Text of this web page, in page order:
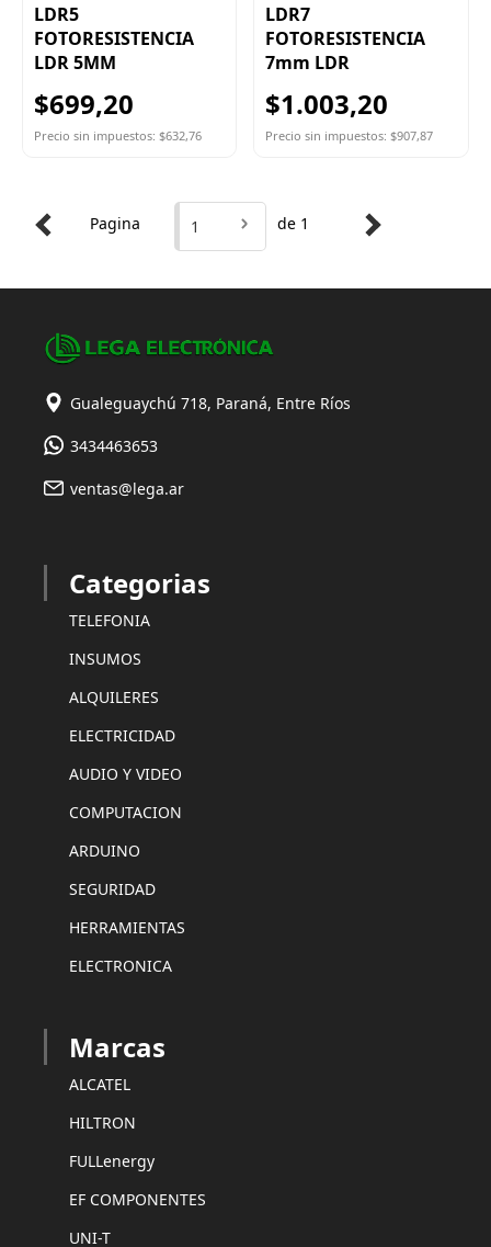
LDR5
FOTORESISTENCIA
LDR 5MM
$699,20
Precio sin impuestos: $632,76
LDR7
FOTORESISTENCIA
7mm LDR
$1.003,20
Precio sin impuestos: $907,87
Pagina 1 de 1
Gualeguaychú 718, Paraná, Entre Ríos
3434463653
ventas@lega.ar
Categorias
TELEFONIA
INSUMOS
ALQUILERES
ELECTRICIDAD
AUDIO Y VIDEO
COMPUTACION
ARDUINO
SEGURIDAD
HERRAMIENTAS
ELECTRONICA
Marcas
ALCATEL
HILTRON
FULLenergy
EF COMPONENTES
UNI-T